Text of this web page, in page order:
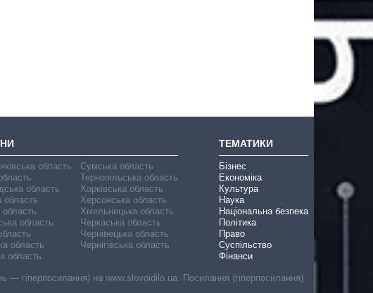
область
область
область
область
область
область
область
Сумська область
Тернопільська область
Харківська область
Херсонська область
Хмельницька область
Черкаська область
Чернівецька область
Чернігівська область
ТЕМАТИКИ
Бізнес
Економіка
Культура
Наука
Національна безпека
Політика
Право
Суспільство
Фінанси
— гіперпосилання) на www.slovoidilo.ua. Посилання (гіперпосилання)